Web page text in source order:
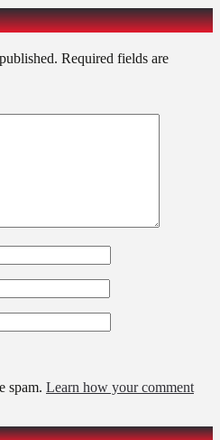
Required fields are
spam. Learn how your comment